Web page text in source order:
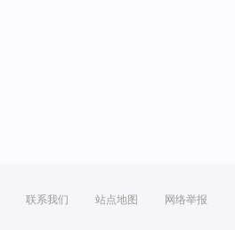
联系我们 站点地图 网络举报